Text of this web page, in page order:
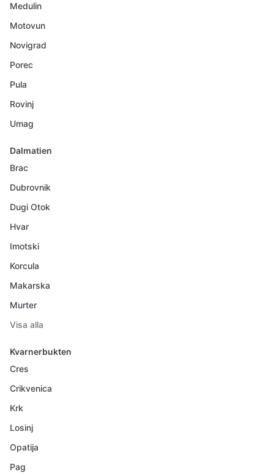
Medulin
Motovun
Novigrad
Porec
Pula
Rovinj
Umag
Dalmatien
Brac
Dubrovnik
Dugi Otok
Hvar
Imotski
Korcula
Makarska
Murter
Visa alla
Kvarnerbukten
Cres
Crikvenica
Krk
Losinj
Opatija
Pag